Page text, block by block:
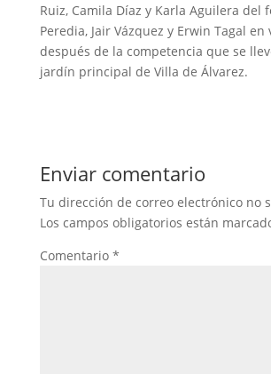
Ruiz, Camila Díaz y Karla Aguilera del
Peredia, Jair Vázquez y Erwin Tagal en
después de la competencia que se
jardín principal de Villa de Álvarez.
Enviar comentario
Tu dirección de correo electrónico no
Los campos obligatorios están
Comentario *